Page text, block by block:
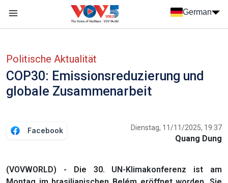
German
Politische Aktualität
COP30: Emissionsreduzierung und
globale Zusammenarbeit
Facebook Dienstag, 11/11/2025, 19:37
Quang Dung
(VOVWORLD) - Die 30. UN-Klimakonferenz ist am